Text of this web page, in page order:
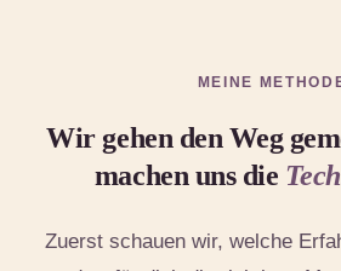
MEINE
Wir gehen den Weg
machen uns die
Zuerst schauen wir, welche